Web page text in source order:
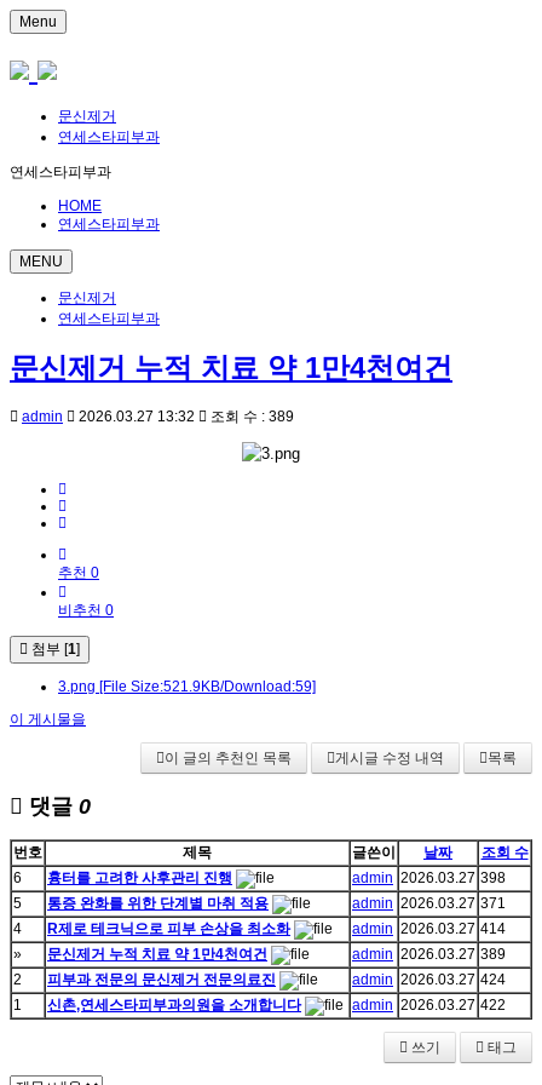
Menu
문신제거
연세스타피부과
연세스타피부과
HOME
연세스타피부과
MENU
문신제거
연세스타피부과
문신제거 누적 치료 약 1만4천여건
admin 2026.03.27 13:32 조회 수 : 389
추천 0
비추천 0
첨부 [1]
3.png [File Size:521.9KB/Download:59]
이 게시물을
이 글의 추천인 목록 게시글 수정 내역 목록
댓글 0
번호 제목 글쓴이 날짜
조회 수
6
흉터를 고려한 사후관리 진행 admin 2026.03.27 398
5
통증 완화를 위한 단계별 마취 적용 admin 2026.03.27 371
4
R제로 테크닉으로 피부 손상을 최소화 admin 2026.03.27 414
»
문신제거 누적 치료 약 1만4천여건 admin 2026.03.27 389
2
피부과 전문의 문신제거 전문의료진 admin 2026.03.27 424
1
신촌,연세스타피부과의원을 소개합니다 admin 2026.03.27 422
쓰기 태그